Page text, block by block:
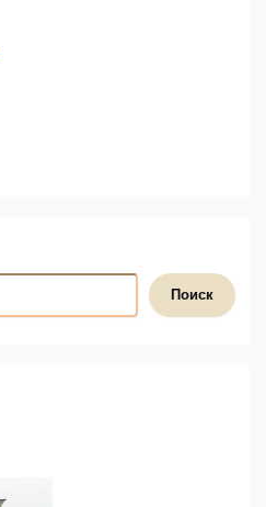
Поиск